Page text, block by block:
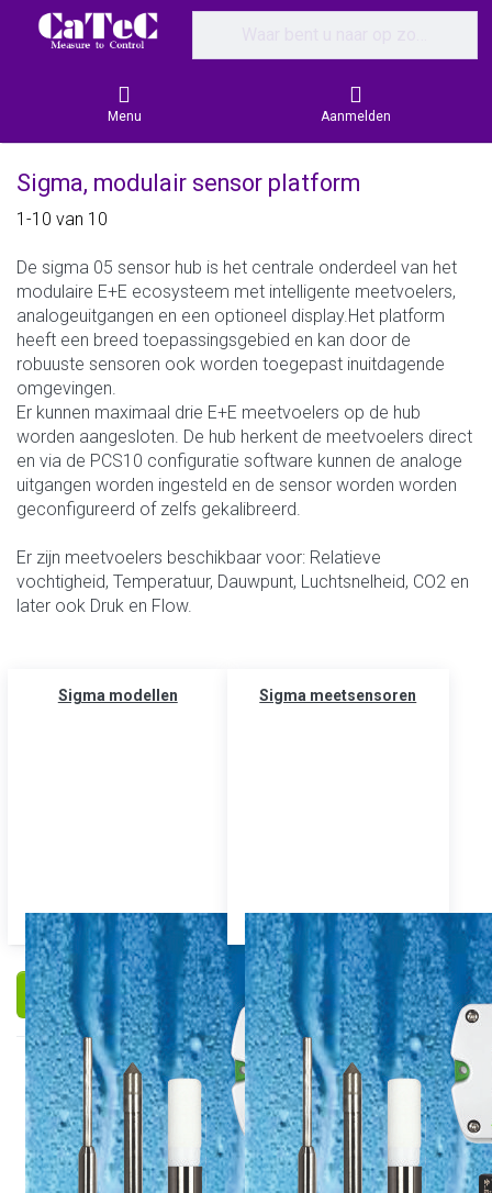
Menu Aanmelden
Sigma, modulair sensor platform
Search results:
1-10 van 10
De sigma 05 sensor hub is het centrale onderdeel van het
modulaire E+E ecosysteem met intelligente meetvoelers,
analogeuitgangen en een optioneel display.Het platform
heeft een breed toepassingsgebied en kan door de
robuuste sensoren ook worden toegepast inuitdagende
omgevingen.
Er kunnen maximaal drie E+E meetvoelers op de hub
worden aangesloten. De hub herkent de meetvoelers direct
en via de PCS10 configuratie software kunnen de analoge
uitgangen worden ingesteld en de sensor worden worden
geconfigureerd of zelfs gekalibreerd.
Er zijn meetvoelers beschikbaar voor: Relatieve
vochtigheid, Temperatuur, Dauwpunt, Luchtsnelheid, CO2 en
later ook Druk en Flow.
Sigma modellen Sigma meetsensoren
Filteren en sorteren